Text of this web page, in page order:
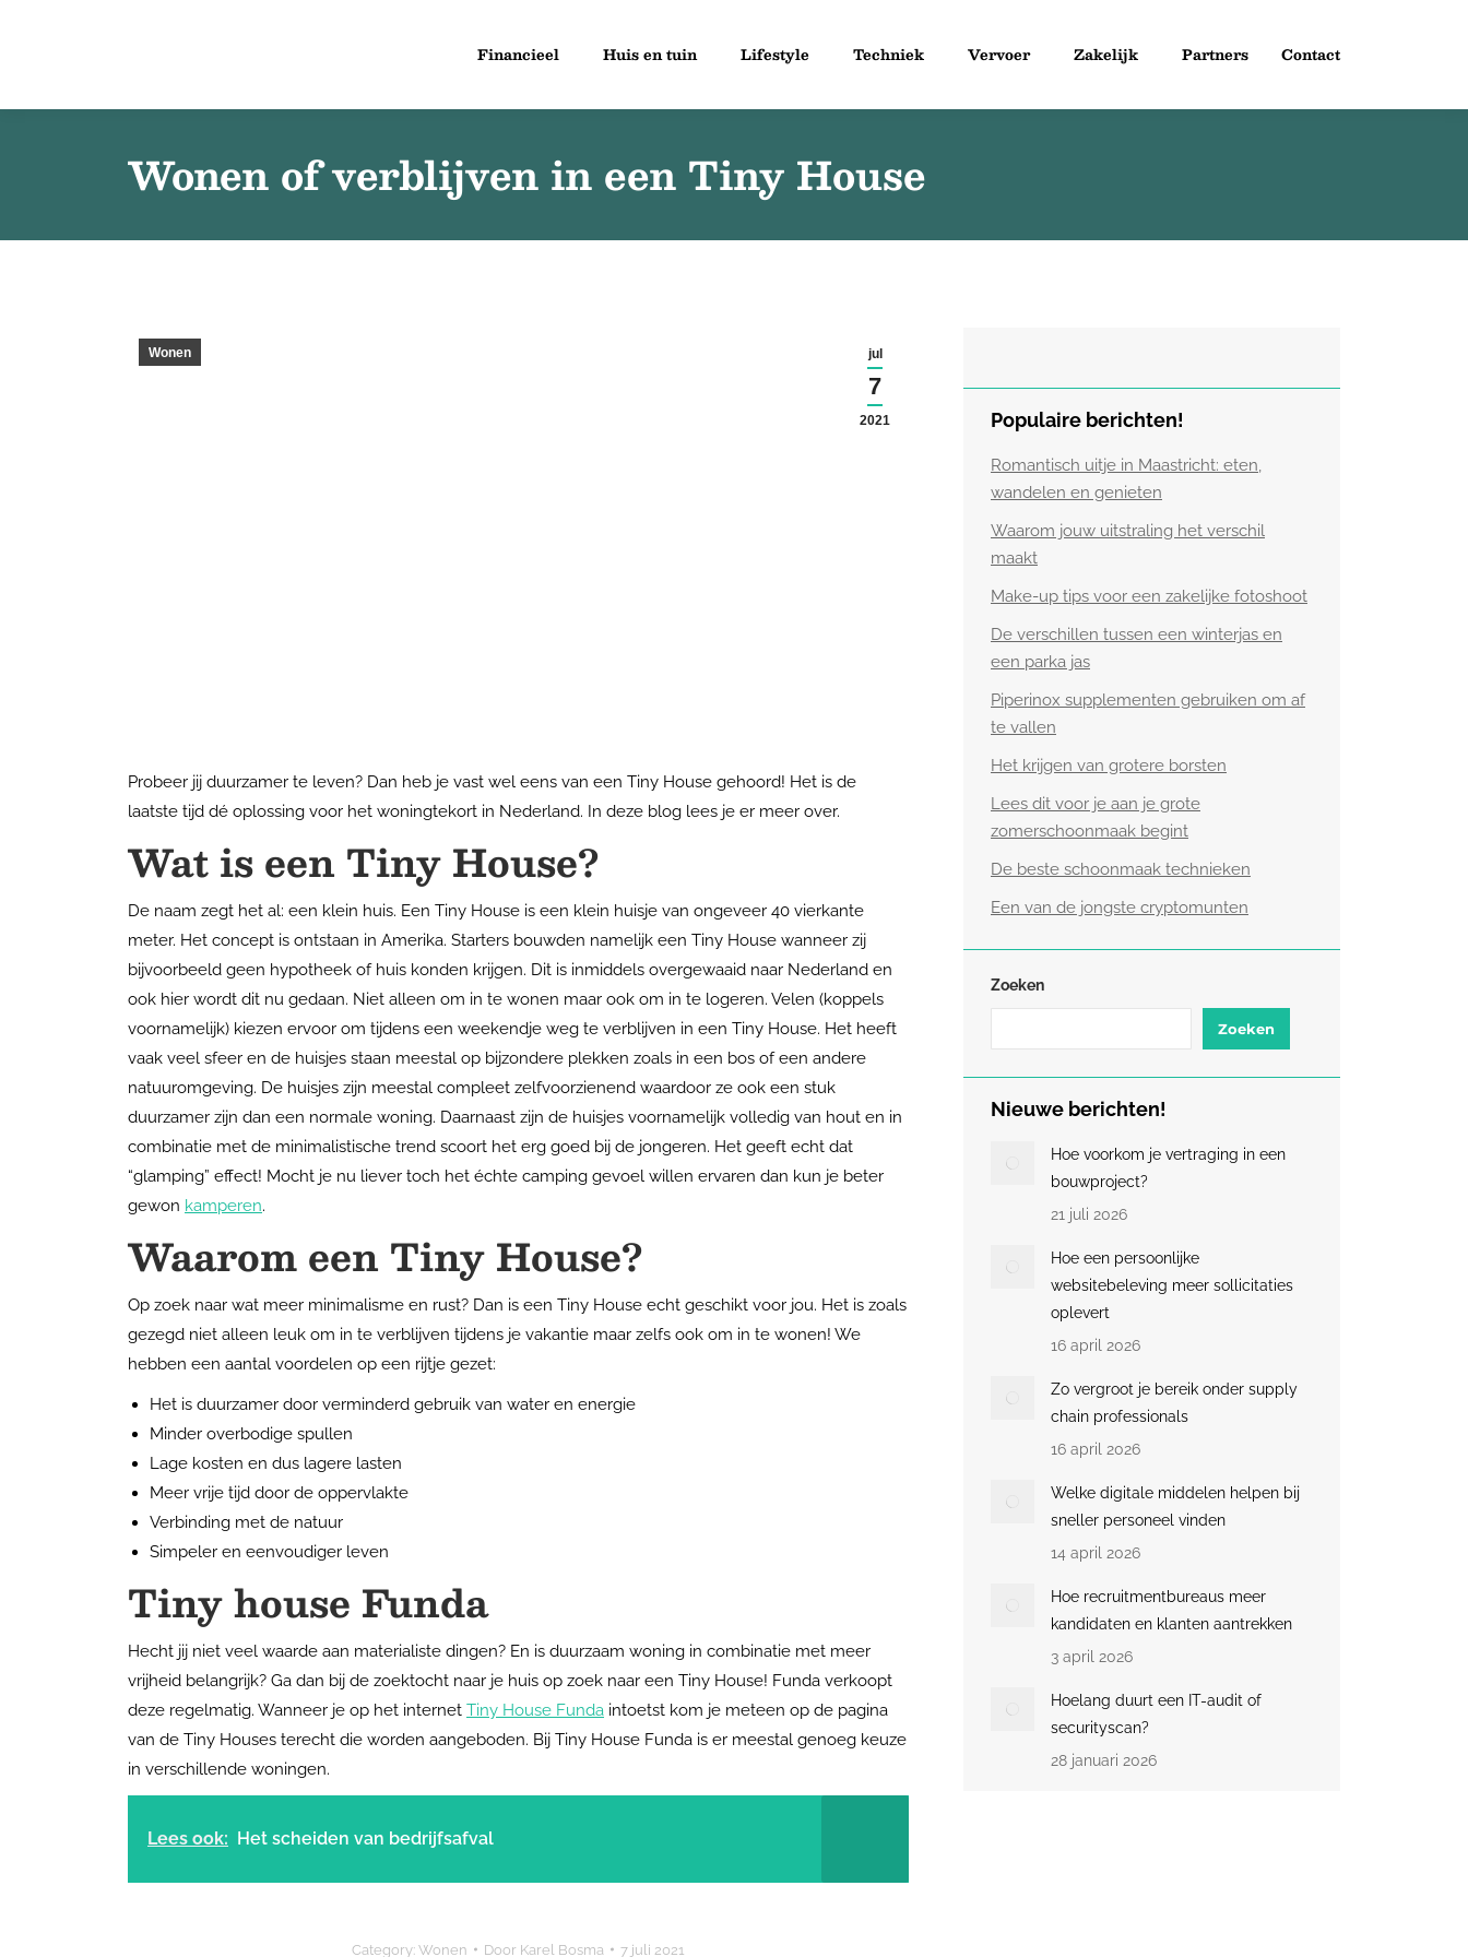
Financieel Huis en tuin Lifestyle Techniek Vervoer Zakelijk Partners Contact
Wonen of verblijven in een Tiny House
jul
7
2021
Wonen
Probeer jij duurzamer te leven? Dan heb je vast wel eens van een Tiny House gehoord! Het is de
laatste tijd dé oplossing voor het woningtekort in Nederland. In deze blog lees je er meer over.
Wat is een Tiny House?
De naam zegt het al: een klein huis. Een Tiny House is een klein huisje van ongeveer 40 vierkante
meter. Het concept is ontstaan in Amerika. Starters bouwden namelijk een Tiny House wanneer zij
bijvoorbeeld geen hypotheek of huis konden krijgen. Dit is inmiddels overgewaaid naar Nederland en
ook hier wordt dit nu gedaan. Niet alleen om in te wonen maar ook om in te logeren. Velen (koppels
voornamelijk) kiezen ervoor om tijdens een weekendje weg te verblijven in een Tiny House. Het heeft
vaak veel sfeer en de huisjes staan meestal op bijzondere plekken zoals in een bos of een andere
natuuromgeving. De huisjes zijn meestal compleet zelfvoorzienend waardoor ze ook een stuk
duurzamer zijn dan een normale woning. Daarnaast zijn de huisjes voornamelijk volledig van hout en in
combinatie met de minimalistische trend scoort het erg goed bij de jongeren. Het geeft echt dat
“glamping” effect! Mocht je nu liever toch het échte camping gevoel willen ervaren dan kun je beter
gewon kamperen.
Waarom een Tiny House?
Op zoek naar wat meer minimalisme en rust? Dan is een Tiny House echt geschikt voor jou. Het is zoals
gezegd niet alleen leuk om in te verblijven tijdens je vakantie maar zelfs ook om in te wonen! We
hebben een aantal voordelen op een rijtje gezet:
Het is duurzamer door verminderd gebruik van water en energie
Minder overbodige spullen
Lage kosten en dus lagere lasten
Meer vrije tijd door de oppervlakte
Verbinding met de natuur
Simpeler en eenvoudiger leven
Tiny house Funda
Hecht jij niet veel waarde aan materialiste dingen? En is duurzaam woning in combinatie met meer
vrijheid belangrijk? Ga dan bij de zoektocht naar je huis op zoek naar een Tiny House! Funda verkoopt
deze regelmatig. Wanneer je op het internet Tiny House Funda intoetst kom je meteen op de pagina
van de Tiny Houses terecht die worden aangeboden. Bij Tiny House Funda is er meestal genoeg keuze
in verschillende woningen.
Lees ook: Het scheiden van bedrijfsafval
Category: Wonen Door Karel Bosma 7 juli 2021
Populaire berichten!
Romantisch uitje in Maastricht: eten,
wandelen en genieten
Waarom jouw uitstraling het verschil
maakt
Make-up tips voor een zakelijke fotoshoot
De verschillen tussen een winterjas en
een parka jas
Piperinox supplementen gebruiken om af
te vallen
Het krijgen van grotere borsten
Lees dit voor je aan je grote
zomerschoonmaak begint
De beste schoonmaak technieken
Een van de jongste cryptomunten
Zoeken
Zoeken
Nieuwe berichten!
Hoe voorkom je vertraging in een
bouwproject?
21 juli 2026
Hoe een persoonlijke
websitebeleving meer sollicitaties
oplevert
16 april 2026
Zo vergroot je bereik onder supply
chain professionals
16 april 2026
Welke digitale middelen helpen bij
sneller personeel vinden
14 april 2026
Hoe recruitmentbureaus meer
kandidaten en klanten aantrekken
3 april 2026
Hoelang duurt een IT-audit of
securityscan?
28 januari 2026